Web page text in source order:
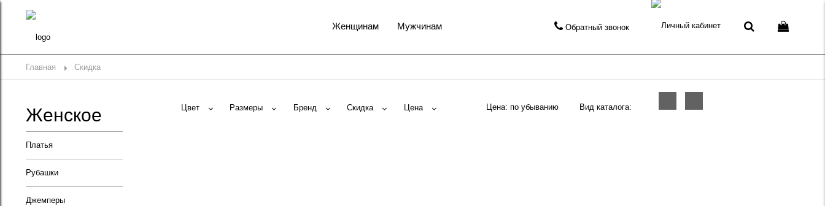
Обратный звонок
Женщинам Мужчинам
Главная Скидка
Женское
Платья
Рубашки
Джемперы
Цвет Размеры Бренд Скидка Цена Цена: Вид каталога: